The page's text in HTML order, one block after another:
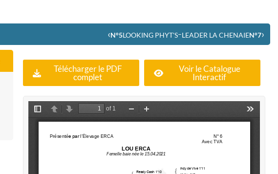
‹N°5LOOKING PHYT'S–LEADER LA CHENAIEN°7›
Télécharger le PDF
complet
Voir le Catalogue
Interactif